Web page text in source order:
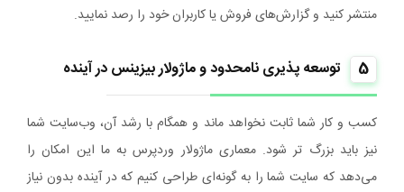
منتشر کنید و گزارش‌های فروش یا کاربران خود را رصد نمایید.
5 توسعه‌ پذیری نامحدود و ماژولار بیزینس در آینده
کسب‌ و کار شما ثابت نخواهد ماند و همگام با رشد آن، وب‌سایت شما
نیز باید بزرگ‌ تر شود. معماری ماژولار وردپرس به ما این امکان را
می‌دهد که سایت شما را به گونه‌ای طراحی کنیم که در آینده بدون نیاز